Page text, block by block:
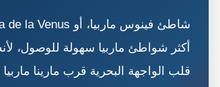
أكثر شواطئ ماربيا سهولة للوصول،
قلب الواجهة البحرية قرب مارينا